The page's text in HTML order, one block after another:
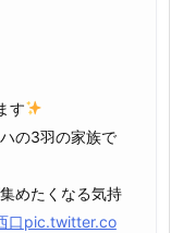
す
の3羽の家族で
めたくなる気持
口pic.twitter.co